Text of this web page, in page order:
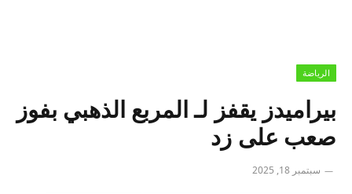
الرياضة
بيراميدز يقفز لـ المربع الذهبي بفوز
صعب على زد
سبتمبر 18, 2025